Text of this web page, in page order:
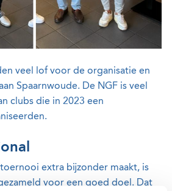
veel lof voor de organisatie en
Spaarnwoude. De NGF is veel
clubs die in 2023 een
extra bijzonder maakt, is
voor een goed doel. Dat